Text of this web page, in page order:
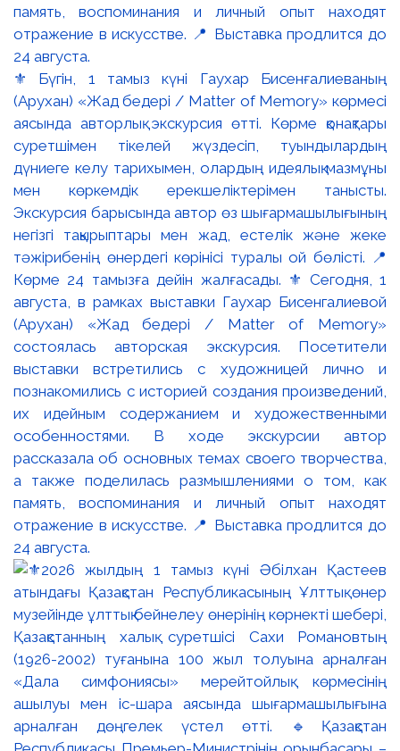
⚜️ Бүгін, 1 тамыз күні Гаухар Бисенғалиеваның
(Арухан) «Жад бедері / Matter of Memory» көрмесі
аясында авторлық экскурсия өтті. Көрме қонақтары
суретшімен тікелей жүздесіп, туындылардың
дүниеге келу тарихымен, олардың идеялық мазмұны
мен көркемдік ерекшеліктерімен танысты.
Экскурсия барысында автор өз шығармашылығының
негізгі тақырыптары мен жад, естелік және жеке
тәжірибенің өнердегі көрінісі туралы ой бөлісті. 📍
Көрме 24 тамызға дейін жалғасады. ⚜️ Сегодня, 1
августа, в рамках выставки Гаухар Бисенгалиевой
(Арухан) «Жад бедері / Matter of Memory»
состоялась авторская экскурсия. Посетители
выставки встретились с художницей лично и
познакомились с историей создания произведений,
их идейным содержанием и художественными
особенностями. В ходе экскурсии автор
рассказала об основных темах своего творчества,
а также поделилась размышлениями о том, как
память, воспоминания и личный опыт находят
отражение в искусстве. 📍 Выставка продлится до
24 августа.